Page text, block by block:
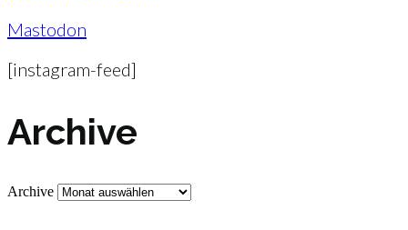
Mastodon
[instagram-feed]
Archive
Archive